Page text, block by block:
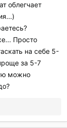
облегчает
Просто
на себе 5-
за 5-7
можно